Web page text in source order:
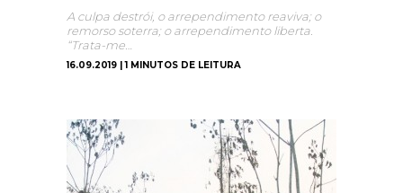
A culpa destrói, o arrependimento reaviva; o
remorso soterra; o arrependimento liberta.
“Trata-me…
16.09.2019 | 1 MINUTOS DE LEITURA